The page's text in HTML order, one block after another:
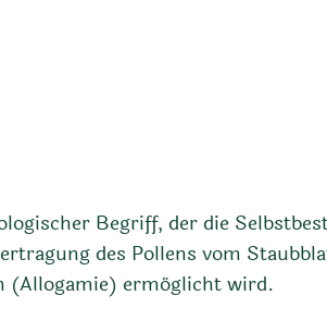
Begriff, der die
des Pollens vom
(Allogamie) ermöglicht wird.